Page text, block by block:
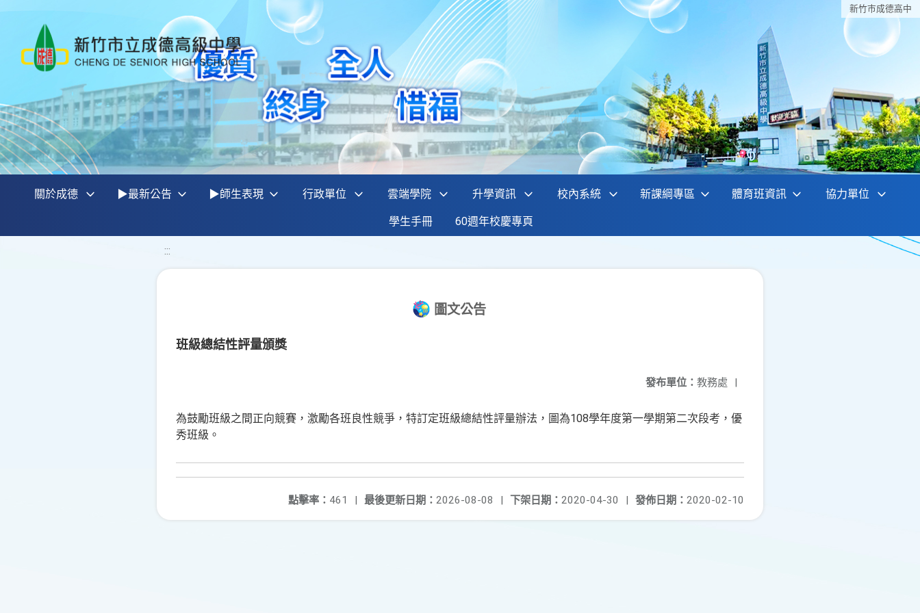
新竹巿成德高中
關於成德 ▶最新公告 ▶師生表現 行政單位 雲端學院 升學資訊 校內系統 新課綱專區 體育班資訊 協力單位
學生手冊 60週年校慶專頁
:::
圖文公告
班級總結性評量頒獎
發布單位： 教務處 |
為鼓勵班級之間正向競賽，激勵各班良性競爭，特訂定班級總結性評量辦法，圖為108學年度第一學期第二次段考，優
秀班級。
發佈日期： 2020-02-10
下架日期： 2020-04-30 |
最後更新日期： 2026-08-08 |
點擊率： 461 |